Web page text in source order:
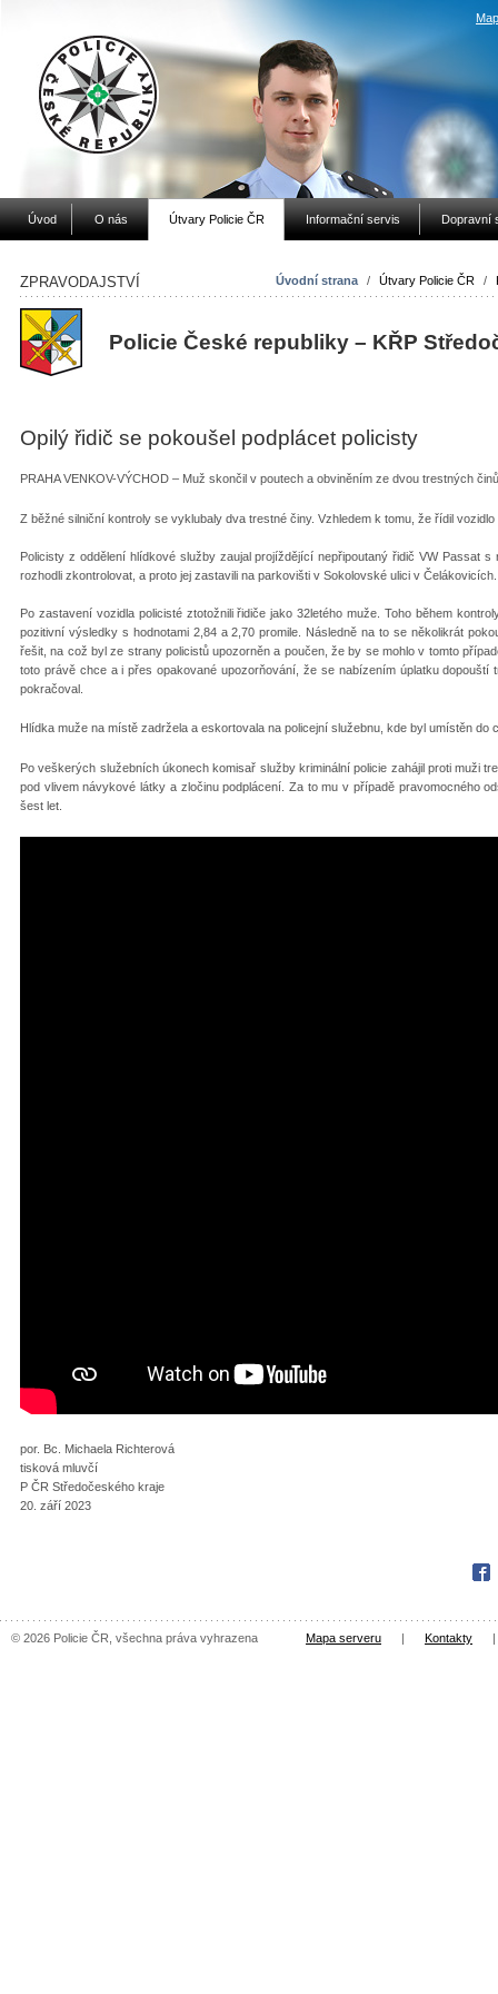
Úvod O nás Útvary Policie ČR Informační servis Dopravní
Úvodní strana / Útvary Policie ČR /
ZPRAVODAJSTVÍ
Policie České republiky – KŘP
Opilý řidič se pokoušel podplácet policisty
PRAHA VENKOV-VÝCHOD – Muž skončil v poutech a obviněním ze dvou trestných
Z běžné silniční kontroly se vyklubaly dva trestné činy. Vzhledem k tomu, že řídil
Policisty z oddělení hlídkové služby zaujal projíždějící nepřipoutaný řidič VW Passat
rozhodli zkontrolovat, a proto jej zastavili na parkovišti v Sokolovské ulici v Čelákovicích.
Po zastavení vozidla policisté ztotožnili řidiče jako 32letého muže. Toho během
pozitivní výsledky s hodnotami 2,84 a 2,70 promile. Následně na to se několikrát
řešit, na což byl ze strany policistů upozorněn a poučen, že by se mohlo v tomto
toto právě chce a i přes opakované upozorňování, že se nabízením úplatku dopouští
pokračoval.
Hlídka muže na místě zadržela a eskortovala na policejní služebnu, kde byl umístěn do
Po veškerých služebních úkonech komisař služby kriminální policie zahájil proti muži
pod vlivem návykové látky a zločinu podplácení. Za to mu v případě pravomocného
šest let.
por. Bc. Michaela Richterová
tisková mluvčí
P ČR Středočeského kraje
20. září 2023
© 2026 Policie ČR, všechna práva vyhrazena Mapa serveru | Kontakty |